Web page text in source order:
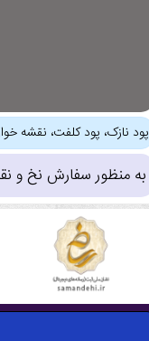
پود نازک، پود کلفت، نقشه
به منظور سفارش نخ و